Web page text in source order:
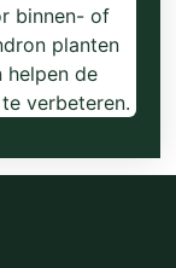
binnen- of
planten
helpen de
verbeteren.